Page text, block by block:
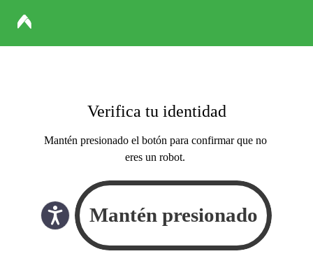
Verifica tu identidad
Mantén presionado el botón para confirmar que no
eres un robot.